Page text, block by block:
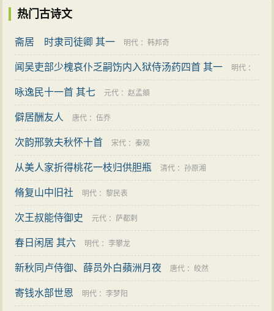
热门古诗文
斋居 时隶司徒卿 其一 明代 ：韩邦奇
闻吴吏部少槐哀仆乏嗣饬内入狱侍汤药四首 其一 明代 ：
卢楠
咏逸民十一首 其七 元代 ：赵孟頫
僻居酬友人 唐代 ：伍乔
次韵邢敦夫秋怀十首 宋代 ：秦观
从美人家折得桃花一枝归供胆瓶 清代 ：孙原湘
脩复山中旧社 明代 ：黎民表
次王叔能侍御史 元代 ： 萨都剌
春日闲居 其六 明代 ：李攀龙
新秋同卢侍御、薛员外白蘋洲月夜 唐代 ： 皎然
寄钱水部世恩 明代 ：李梦阳